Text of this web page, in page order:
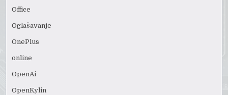
Office
Oglašavanje
OnePlus
online
OpenAi
OpenKylin